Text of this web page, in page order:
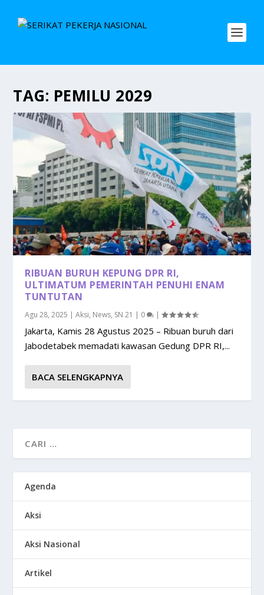
TAG: PEMILU 2029
RIBUAN BURUH KEPUNG DPR RI,
ULTIMATUM PEMERINTAH PENUHI ENAM
TUNTUTAN
Agu 28, 2025 |Aksi, News, SN 21 | 0 |
Jakarta, Kamis 28 Agustus 2025 – Ribuan buruh dari
Jabodetabek memadati kawasan Gedung DPR RI,...
BACA SELENGKAPNYA
Agenda
Aksi
Aksi Nasional
Artikel